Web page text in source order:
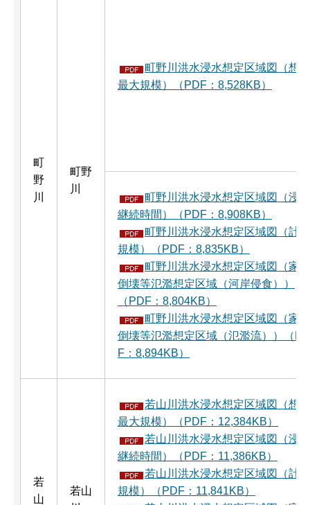
町
野
川
町野
川
町野川洪水浸水想定区域図（想定
最大規模）（PDF：8,528KB）
町野川洪水浸水想定区域図（浸水
継続時間）（PDF：8,908KB）
町野川洪水浸水想定区域図（計画
規模）（PDF：8,835KB）
町野川洪水浸水想定区域図（家屋
倒壊等氾濫想定区域（河岸侵食））
（PDF：8,804KB）
町野川洪水浸水想定区域図（家屋
倒壊等氾濫想定区域（氾濫流））（PD
F：8,894KB）
若
山
若山
若山川洪水浸水想定区域図（想定
最大規模）（PDF：12,384KB）
若山川洪水浸水想定区域図（浸水
継続時間）（PDF：11,386KB）
若山川洪水浸水想定区域図（計画
規模）（PDF：11,841KB）